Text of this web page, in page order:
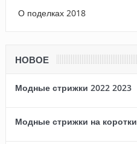
О поделках 2018
НОВОЕ
Модные стрижки 2022 2023
Модные стрижки на